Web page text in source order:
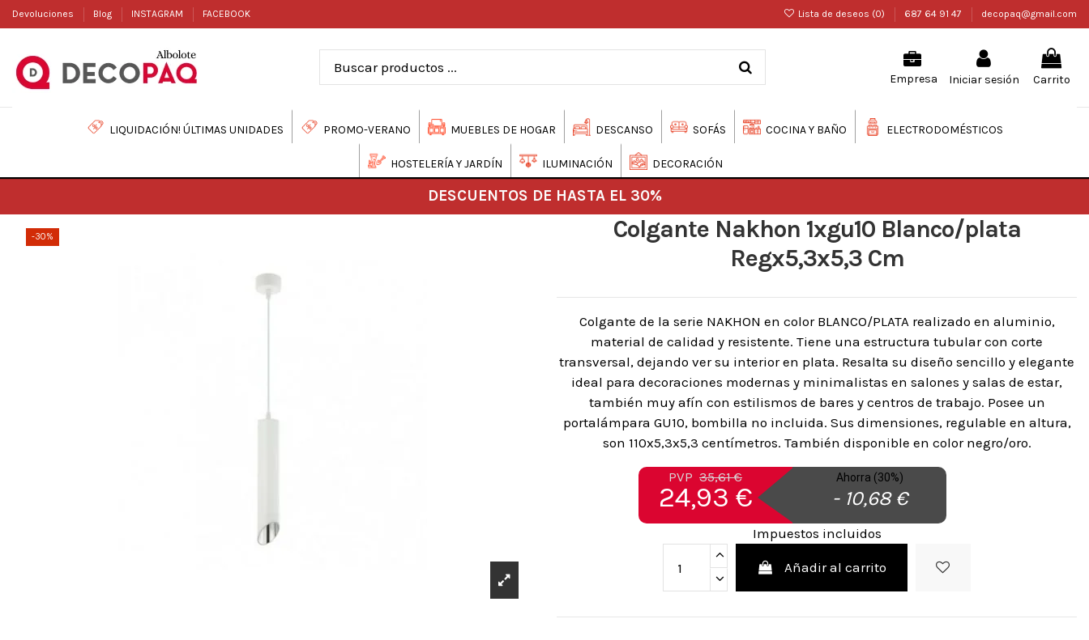
Devoluciones Blog INSTAGRAM FACEBOOK Lista de deseos (0) 687 64 91 47 decopaq@gmail.com
Empresa Iniciar sesión Carrito
LIQUIDACIÓN! ÚLTIMAS UNIDADES PROMO-VERANO MUEBLES DE HOGAR DESCANSO SOFÁS COCINA Y BAÑO ELECTRODOMÉSTICOS
HOSTELERÍA Y JARDÍN ILUMINACIÓN DECORACIÓN
DESCUENTOS DE HASTA EL 30%
-30%
Colgante Nakhon 1xgu10 Blanco/plata
Regx5,3x5,3 Cm
Colgante de la serie NAKHON en color BLANCO/PLATA realizado en aluminio,
material de calidad y resistente. Tiene una estructura tubular con corte
transversal, dejando ver su interior en plata. Resalta su diseño sencillo y elegante
ideal para decoraciones modernas y minimalistas en salones y salas de estar,
también muy afín con estilismos de bares y centros de trabajo. Posee un
portalámpara GU10, bombilla no incluida. Sus dimensiones, regulable en altura,
son 110x5,3x5,3 centímetros. También disponible en color negro/oro.
PVP 35,61 €
24,93 €
Ahorra (30%)
- 10,68 €
Impuestos incluidos
Añadir al carrito